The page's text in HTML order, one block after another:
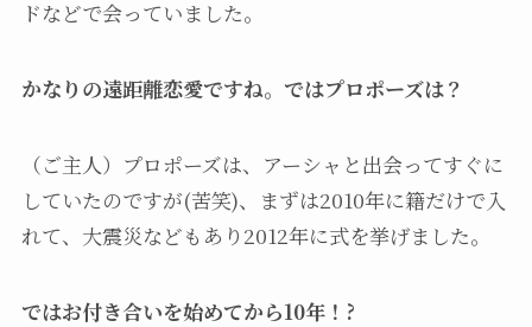
ドなどで会っていました。
かなりの遠距離恋愛ですね。ではプロポーズは？
（ご主人）プロポーズは、アーシャと出会ってすぐに
していたのですが(苦笑)、まずは2010年に籍だけで入
れて、大震災などもあり2012年に式を挙げました。
ではお付き合いを始めてから10年！?